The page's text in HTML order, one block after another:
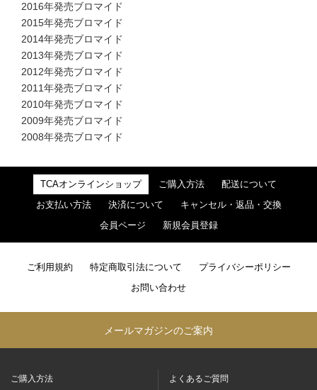
2016年発売ブロマイド
2015年発売ブロマイド
2014年発売ブロマイド
2013年発売ブロマイド
2012年発売ブロマイド
2011年発売ブロマイド
2010年発売ブロマイド
2009年発売ブロマイド
2008年発売ブロマイド
TCAオンラインショップ ご購入方法 配送について
お支払い方法 決済について キャンセル・返品・交換
会員ページ 新規会員登録
ご利用規約 特定商取引法について プライバシーポリシー
お問い合わせ
メールマガジンのご案内
ご購入方法
よくあるご質問